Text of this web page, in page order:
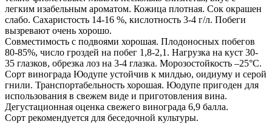
легким изабельным ароматом. Кожица плотная. Сок окрашен
слабо. Сахаристость 14-16 %, кислотность 3-4 г/л. Побеги
вызревают очень хорошо.
Совместимость с подвоями хорошая. Плодоносных побегов
80-85%, число гроздей на побег 1,8-2,1. Нагрузка на куст 30-
35 глазков, обрезка лоз на 3-4 глазка. Морозостойкость –25°С.
Сорт винограда Юодупе устойчив к милдью, оидиуму и серой
гнили. Транспортабельность хорошая. Юодупе пригоден для
использования в свежем виде и приготовления вина.
Дегустационная оценка свежего винограда 6,9 балла.
Сорт рекомендуется для беседочной культуры.